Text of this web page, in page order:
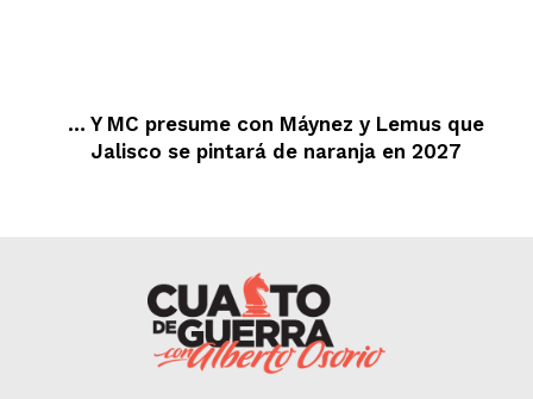
… Y MC presume con Máynez y Lemus que
Jalisco se pintará de naranja en 2027